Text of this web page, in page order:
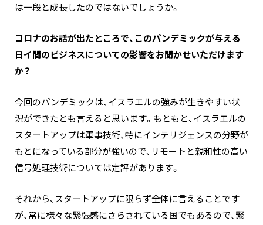
は一段と成長したのではないでしょうか。
コロナのお話が出たところで、このパンデミックが与える
日イ間のビジネスについての影響をお聞かせいただけます
か？
今回のパンデミックは、イスラエルの強みが生きやすい状
況ができたとも言えると思います。もともと、イスラエルの
スタートアップは軍事技術、特にインテリジェンスの分野が
もとになっている部分が強いので、リモートと親和性の高い
信号処理技術については定評があります。
それから、スタートアップに限らず全体に言えることです
が、常に様々な緊張感にさらされている国でもあるので、緊